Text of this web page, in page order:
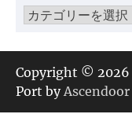
カ
ゴ
リ
ー
Copyright © 2026
Port by Ascendoor